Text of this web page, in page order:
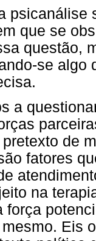
psicanálise
que se
questão,
se algo
a
de
fatores
na
força
Eis